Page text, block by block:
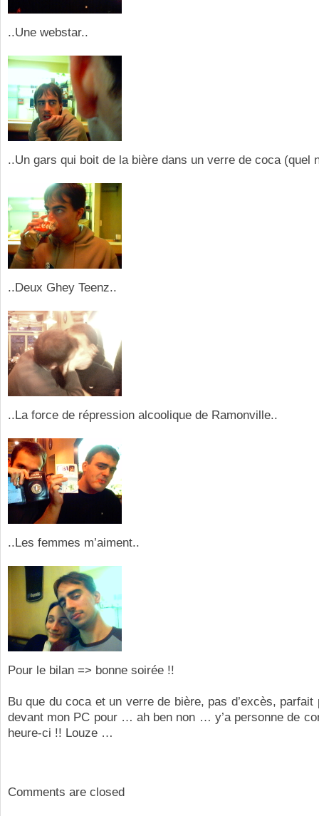
..Une webstar..
..Un gars qui boit de la bière dans un verre de coca (quel
..Deux Ghey Teenz..
..La force de répression alcoolique de Ramonville..
..Les femmes m’aiment..
Pour le bilan => bonne soirée !!
Bu que du coca et un verre de bière, pas d’excès,
devant mon PC pour … ah ben non … y’a personne de
heure-ci !! Louze …
Comments are closed